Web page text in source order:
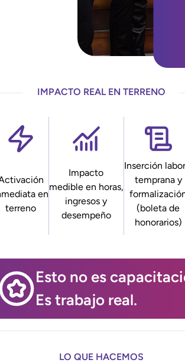
IMPACTO REAL EN TERRENO
en
terreno
Impacto
medible en horas,
ingresos y
desempeño
Inserción
temprana y
(boleta de
honorarios)
Esto no es
Es trabajo real.
LO QUE HACEMOS